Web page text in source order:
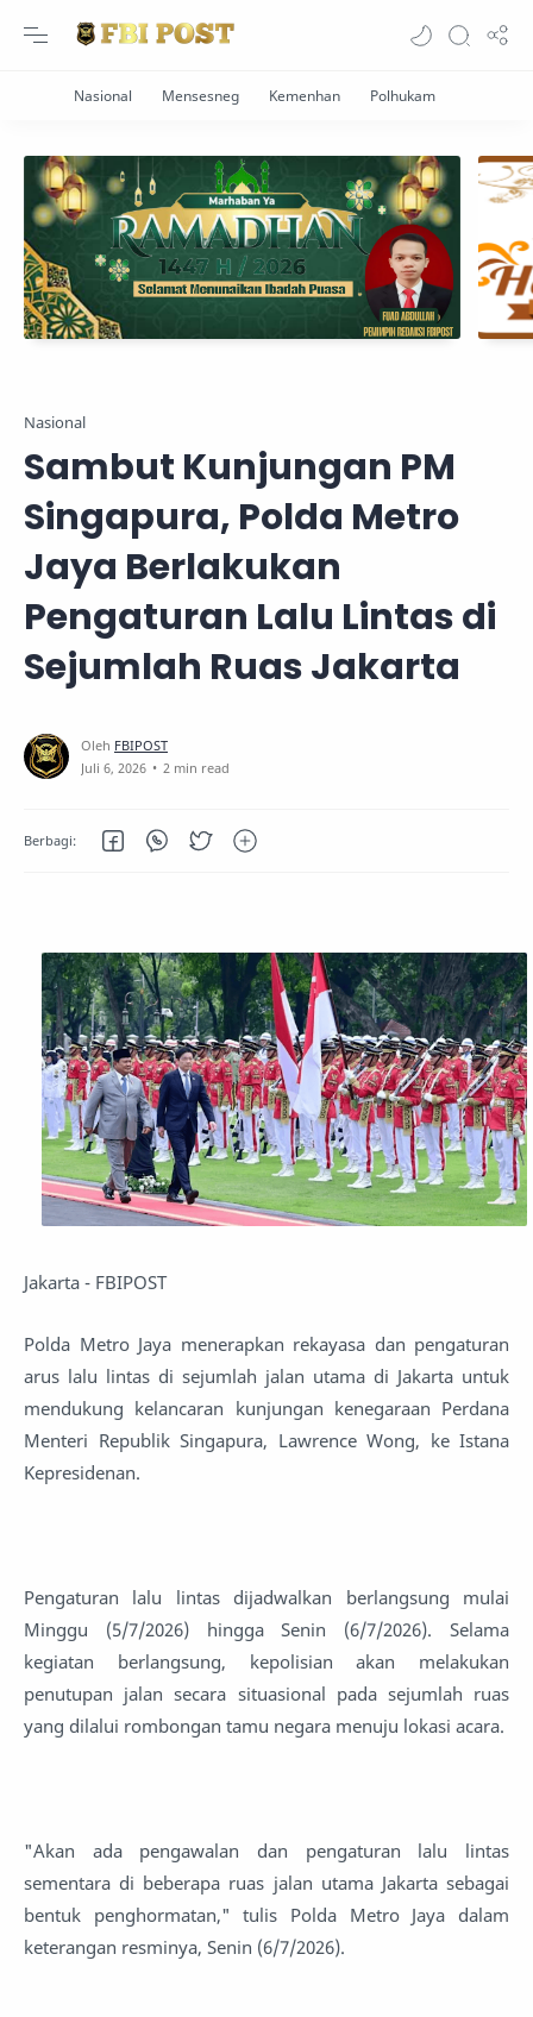
Nasional
Sambut Kunjungan PM
Singapura, Polda Metro
Jaya Berlakukan
Pengaturan Lalu Lintas di
Sejumlah Ruas Jakarta
2 min read
Jakarta - FBIPOST
Polda Metro Jaya menerapkan rekayasa dan pengaturan
arus lalu lintas di sejumlah jalan utama di Jakarta untuk
mendukung kelancaran kunjungan kenegaraan Perdana
Menteri Republik Singapura, Lawrence Wong, ke Istana
Kepresidenan.
Pengaturan lalu lintas dijadwalkan berlangsung mulai
Minggu (5/7/2026) hingga Senin (6/7/2026). Selama
kegiatan berlangsung, kepolisian akan melakukan
penutupan jalan secara situasional pada sejumlah ruas
yang dilalui rombongan tamu negara menuju lokasi acara.
"Akan ada pengawalan dan pengaturan lalu lintas
sementara di beberapa ruas jalan utama Jakarta sebagai
bentuk penghormatan," tulis Polda Metro Jaya dalam
keterangan resminya, Senin (6/7/2026).